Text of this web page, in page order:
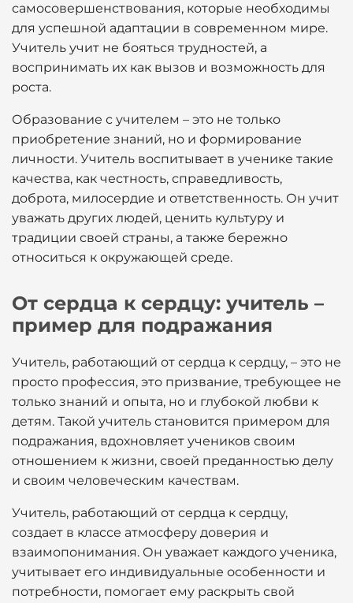
самосовершенствования, которые необходимы
для успешной адаптации в современном мире.
Учитель учит не бояться трудностей, а
воспринимать их как вызов и возможность для
роста.
Образование с учителем – это не только
приобретение знаний, но и формирование
личности. Учитель воспитывает в ученике такие
качества, как честность, справедливость,
доброта, милосердие и ответственность. Он учит
уважать других людей, ценить культуру и
традиции своей страны, а также бережно
относиться к окружающей среде.
От сердца к сердцу: учитель –
пример для подражания
Учитель, работающий от сердца к сердцу, – это не
просто профессия, это призвание, требующее не
только знаний и опыта, но и глубокой любви к
детям. Такой учитель становится примером для
подражания, вдохновляет учеников своим
отношением к жизни, своей преданностью делу
и своим человеческим качествам.
Учитель, работающий от сердца к сердцу,
создает в классе атмосферу доверия и
взаимопонимания. Он уважает каждого ученика,
учитывает его индивидуальные особенности и
потребности, помогает ему раскрыть свой